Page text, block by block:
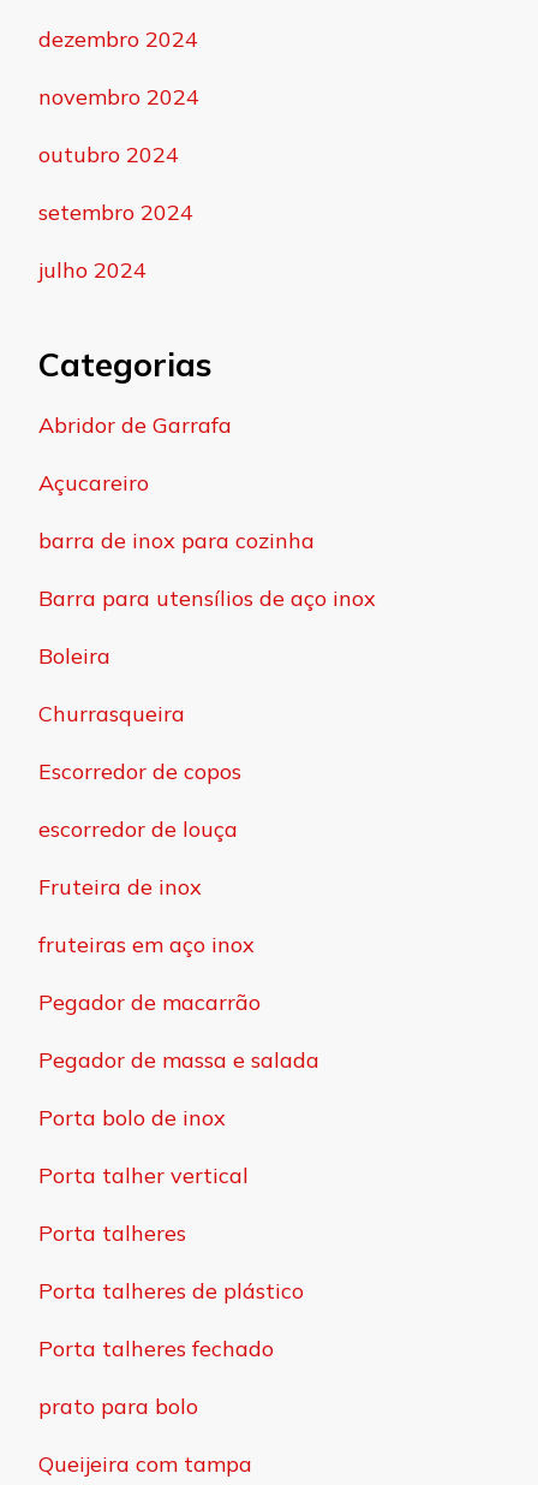
dezembro 2024
novembro 2024
outubro 2024
setembro 2024
julho 2024
Categorias
Abridor de Garrafa
Açucareiro
barra de inox para cozinha
Barra para utensílios de aço inox
Boleira
Churrasqueira
Escorredor de copos
escorredor de louça
Fruteira de inox
fruteiras em aço inox
Pegador de macarrão
Pegador de massa e salada
Porta bolo de inox
Porta talher vertical
Porta talheres
Porta talheres de plástico
Porta talheres fechado
prato para bolo
Queijeira com tampa